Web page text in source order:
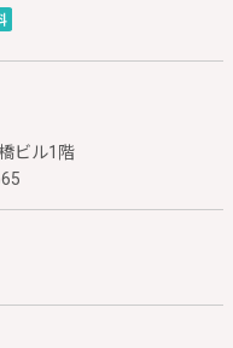
ビル1階